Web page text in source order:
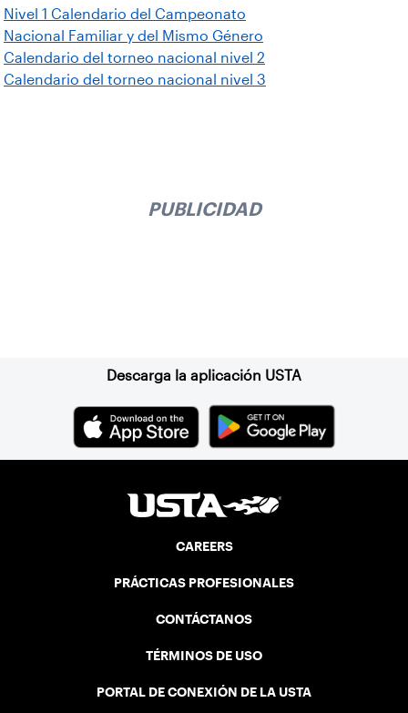
Nivel 1 Calendario del Campeonato
Nacional Familiar y del Mismo Género
Calendario del torneo nacional nivel 2
Calendario del torneo nacional nivel 3
PUBLICIDAD
Descarga la aplicación USTA
CAREERS
PRÁCTICAS PROFESIONALES
CONTÁCTANOS
TÉRMINOS DE USO
PORTAL DE CONEXIÓN DE LA USTA